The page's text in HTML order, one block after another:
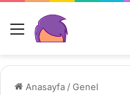
Menü
Anasayfa /Genel